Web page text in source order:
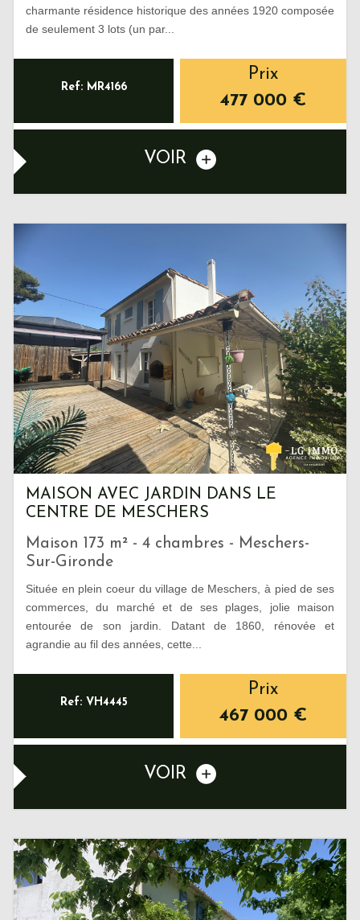
charmante résidence historique des années 1920 composée
de seulement 3 lots (un par...
Ref: MR4166
Prix
477 000 €
VOIR
MAISON AVEC JARDIN DANS LE
CENTRE DE MESCHERS
Maison 173 m² - 4 chambres - Meschers-
Sur-Gironde
Située en plein coeur du village de Meschers, à pied de ses
commerces, du marché et de ses plages, jolie maison
entourée de son jardin. Datant de 1860, rénovée et
agrandie au fil des années, cette...
Ref: VH4445
Prix
467 000 €
VOIR